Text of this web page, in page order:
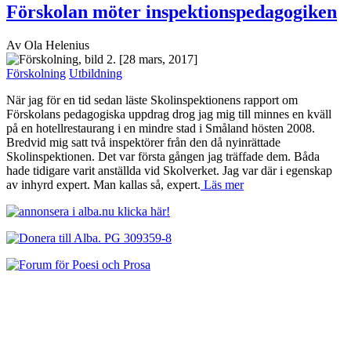
Förskolan möter inspektionspedagogiken
Av Ola Helenius
[28 mars, 2017]
Förskolning Utbildning
När jag för en tid sedan läste Skolinspektionens rapport om
Förskolans pedagogiska uppdrag drog jag mig till minnes en kväll
på en hotellrestaurang i en mindre stad i Småland hösten 2008.
Bredvid mig satt två inspektörer från den då nyinrättade
Skolinspektionen. Det var första gången jag träffade dem. Båda
hade tidigare varit anställda vid Skolverket. Jag var där i egenskap
av inhyrd expert. Man kallas så, expert. Läs mer